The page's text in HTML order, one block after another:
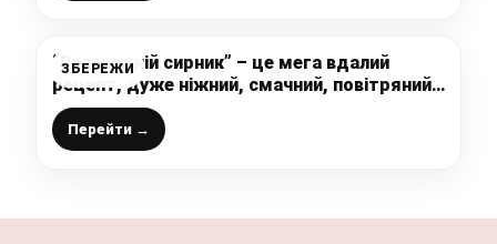
ЗБЕРЕЖИ
“Великодній сирник” – це мега вдалий
рецепт, дуже ніжний, смачний, повітряний,
гарно тримає форму, в ньому святковий
аромат цитруса та кураги
Перейти →